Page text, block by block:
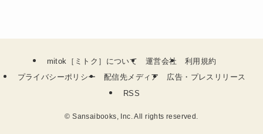
mitok［ミトク］について 運営会社
利用規約
プライバシーポリシー
配信先メディア
広告・プレスリリース
RSS
© Sansaibooks, Inc. All rights reserved.